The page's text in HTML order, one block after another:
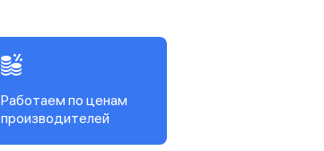
Работаем по ценам
производителей